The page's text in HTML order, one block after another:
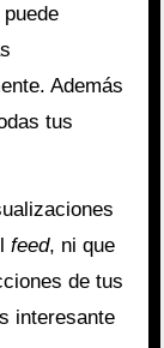
Además
tus
feed, ni que
de tus
interesante